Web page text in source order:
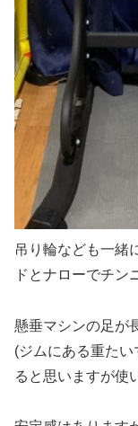
吊り輪なども一緒
ドとナローでチン
懸垂マシンの足が
(ジムにある重た
ると思いますが使